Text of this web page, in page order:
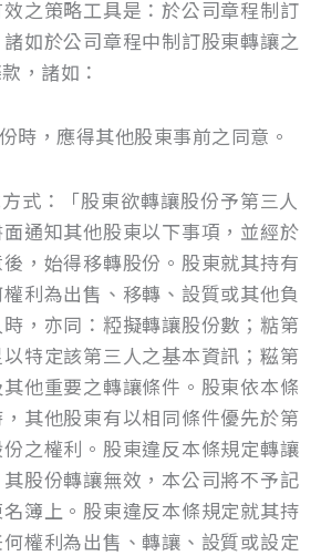
之策略工具是：於公司章程制訂
如於公司章程中制訂股東轉讓之
，諸如：
，應得其他股東事前之同意。
：「股東欲轉讓股份予第三人
通知其他股東以下事項，並經於
，始得移轉股份。股東就其持有
利為出售、移轉、設質或其他負
，亦同：𥺼擬轉讓股份數；𥺦第
特定該第三人之基本資訊；糍第
他重要之轉讓條件。股東依本條
其他股東有以相同條件優先於第
之權利。股東違反本條規定轉讓
股份轉讓無效，本公司將不予記
簿上。股東違反本條規定就其持
權利為出售、轉讓、設質或設定